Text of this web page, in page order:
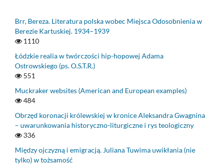
Brr, Bereza. Literatura polska wobec Miejsca Odosobnienia w
Berezie Kartuskiej. 1934–1939
1110
Łódzkie realia w twórczości hip-hopowej Adama
Ostrowskiego (ps. O.S.T.R.)
551
Muckraker websites (American and European examples)
484
Obrzęd koronacji królewskiej w kronice Aleksandra Gwagnina
– uwarunkowania historyczno-liturgiczne i rys teologiczny
336
Między ojczyzną i emigracją. Juliana Tuwima uwikłania (nie
tylko) w tożsamość